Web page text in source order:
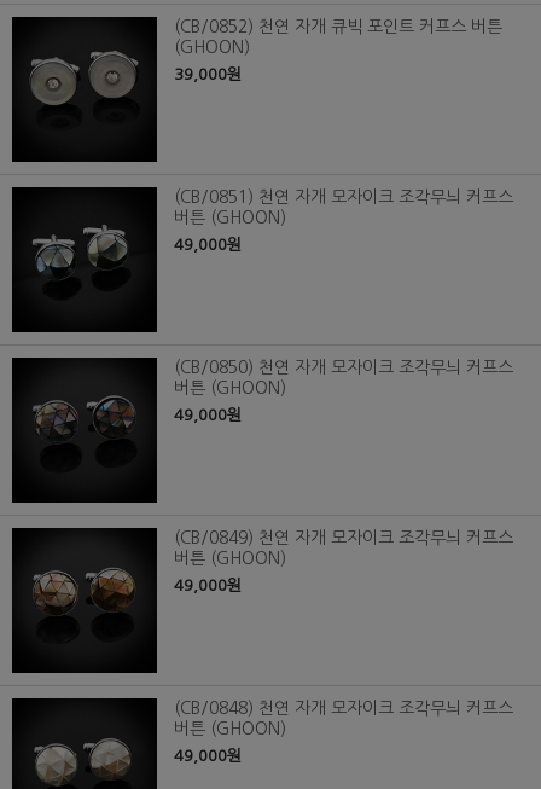
(CB/0852) 천연 자개 큐빅 포인트 커프스 버튼
(GHOON)
39,000원
(CB/0851) 천연 자개 모자이크 조각무늬 커프스
버튼 (GHOON)
49,000원
(CB/0850) 천연 자개 모자이크 조각무늬 커프스
버튼 (GHOON)
49,000원
(CB/0849) 천연 자개 모자이크 조각무늬 커프스
버튼 (GHOON)
49,000원
(CB/0848) 천연 자개 모자이크 조각무늬 커프스
버튼 (GHOON)
49,000원